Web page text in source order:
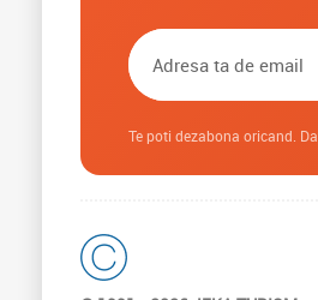
Te poti dezabona oricand.